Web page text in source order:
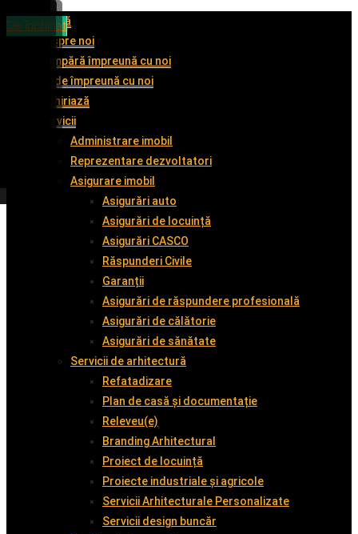
Acasă
Despre noi
Cumpără împreună cu noi
Vinde împreună cu noi
Închiriază
Servicii
Administrare imobil
Reprezentare dezvoltatori
Asigurare imobil
Asigurări auto
Asigurări de locuință
Asigurări CASCO
Răspunderi Civile
Garanții
Asigurări de răspundere profesională
Asigurări de călătorie
Asigurări de sănătate
Servicii de arhitectură
Refatadizare
Plan de casă și documentație
Releveu(e)
Branding Arhitectural
Proiect de locuință
Proiecte industriale și agricole
Servicii Arhitecturale Personalizate
Servicii design buncăr
De vânzare
De vânzare
De vânzare
De închiriat